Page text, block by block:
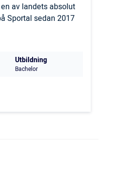
av landets absolut
Sportal sedan 2017
Utbildning
Bachelor